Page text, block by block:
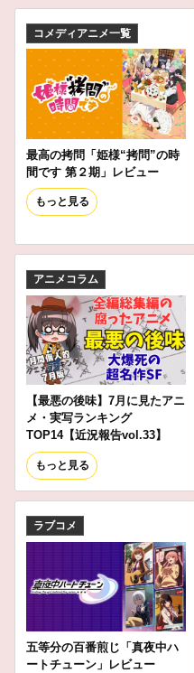
コメディアニメ一覧
最高の拷問「姫様“拷問”の時
間です 第２期」レビュー
もっと見る
アニメコラム
【最悪の後味】7月に見たアニ
メ・実写ランキング
TOP14【近況報告vol.33】
もっと見る
ラブコメ
五等分の百番煎じ「真夜中ハ
ートチューン」レビュー